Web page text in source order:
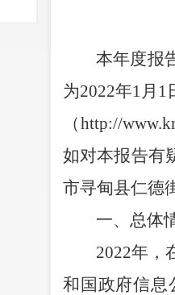
本年度报
为2022年1月 1
（http://
如对本报告有
市寻甸县仁德
一、总体
2022年，
和国政府信息